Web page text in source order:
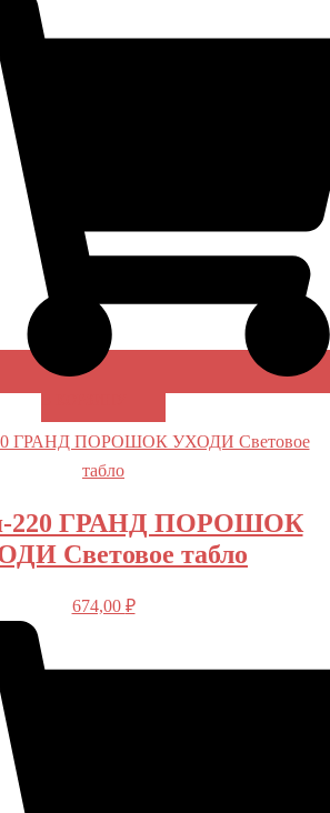
220 ГРАНД ПОРОШОК
Световое табло
674,00 ₽